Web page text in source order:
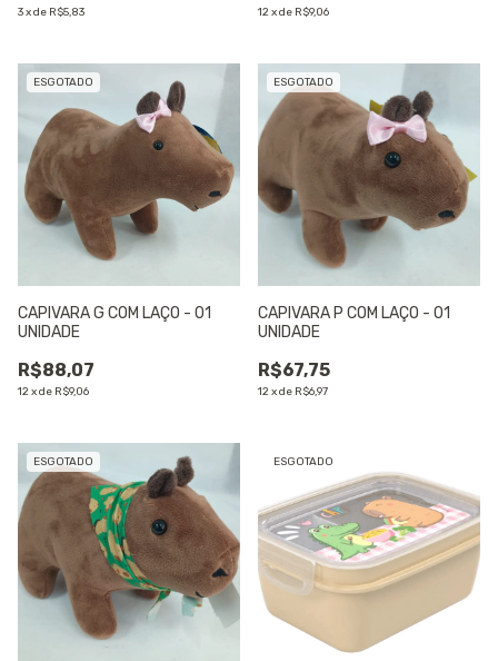
3xde R$5,83 12xde R$9,06
ESGOTADO
CAPIVARA G COM LAÇO - 01
UNIDADE
R$88,07
12xde R$9,06
ESGOTADO
CAPIVARA P COM LAÇO - 01
UNIDADE
R$67,75
12xde R$6,97
ESGOTADO ESGOTADO